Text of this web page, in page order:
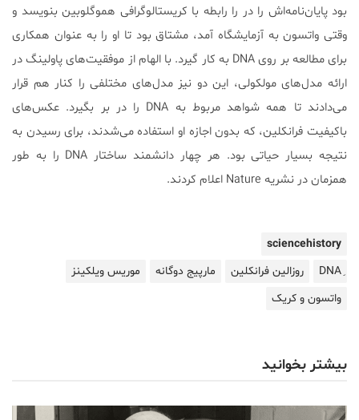
بود پایان‌نامه‌اش را در را رابطه با کریستالوگرافی هموگلوبین بنویسد و
وقتی واتسون به آزمایشگاه آمد، مشتاق بود تا او را به عنوان همکاری
برای مطالعه بر روی DNA به کار گیرد. با الهام از موفقیت‌های پاولینگ در
ارائه مدل‌های مولکولی، این دو نیز مدل‌های مختلفی را کنار هم قرار
می‌دادند تا همه شواهد مربوط به DNA را در بر بگیرد. عکس‌های
باکیفیت فرانکلین، که بدون اجازه او استفاده می‌شدند، برای رسیدن به
نتیجه بسیار حیاتی بود. هر چهار دانشمند ساختار DNA را به طور
همزمان در نشریه Nature اعلام کردند.
sciencehistory
روزالین فرانکلین مارپیج دوگانه
موریس ویلکینز
واتسون و کریک
بیشتر بخوانید